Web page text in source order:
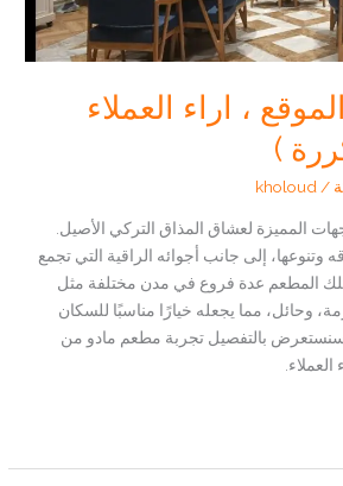
، اراء العملاء
)
/
kholoud
المميزة لعشاق المذاق التركي الأصيل.
وتنوعها، إلى جانب أجوائه الراقية التي تجمع
المطعم عدة فروع في مدن مختلفة مثل
وحائل، مما يجعله خيارًا مناسبًا للسكان
سنستعرض بالتفصيل تجربة مطعم مادو من